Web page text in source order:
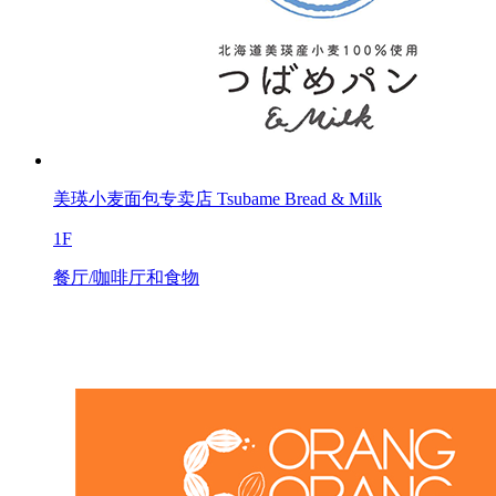
美瑛小麦面包专卖店 Tsubame Bread & Milk
1F
餐厅/咖啡厅和食物